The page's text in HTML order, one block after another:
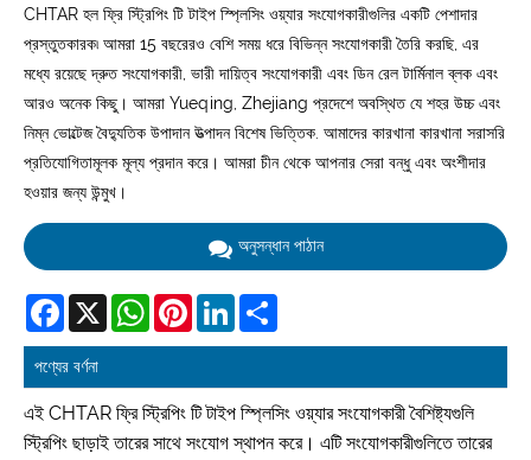
CHTAR হল ফ্রি স্ট্রিপিং টি টাইপ স্প্লিসিং ওয়্যার সংযোগকারীগুলির একটি পেশাদার
প্রস্তুতকারক৷ আমরা 15 বছরেরও বেশি সময় ধরে বিভিন্ন সংযোগকারী তৈরি করছি, এর
মধ্যে রয়েছে দ্রুত সংযোগকারী, ভারী দায়িত্ব সংযোগকারী এবং ডিন রেল টার্মিনাল ব্লক এবং
আরও অনেক কিছু। আমরা Yueqing, Zhejiang প্রদেশে অবস্থিত যে শহর উচ্চ এবং
নিম্ন ভোল্টেজ বৈদ্যুতিক উপাদান উত্পাদন বিশেষ ভিত্তিক. আমাদের কারখানা কারখানা সরাসরি
প্রতিযোগিতামূলক মূল্য প্রদান করে। আমরা চীন থেকে আপনার সেরা বন্ধু এবং অংশীদার
হওয়ার জন্য উন্মুখ।
অনুসন্ধান পাঠান
Facebook
X WhatsAppPinterestLinkedIn
পণ্যের বর্ণনা
এই CHTAR ফ্রি স্ট্রিপিং টি টাইপ স্প্লিসিং ওয়্যার সংযোগকারী বৈশিষ্ট্যগুলি
স্ট্রিপিং ছাড়াই তারের সাথে সংযোগ স্থাপন করে। এটি সংযোগকারীগুলিতে তারের